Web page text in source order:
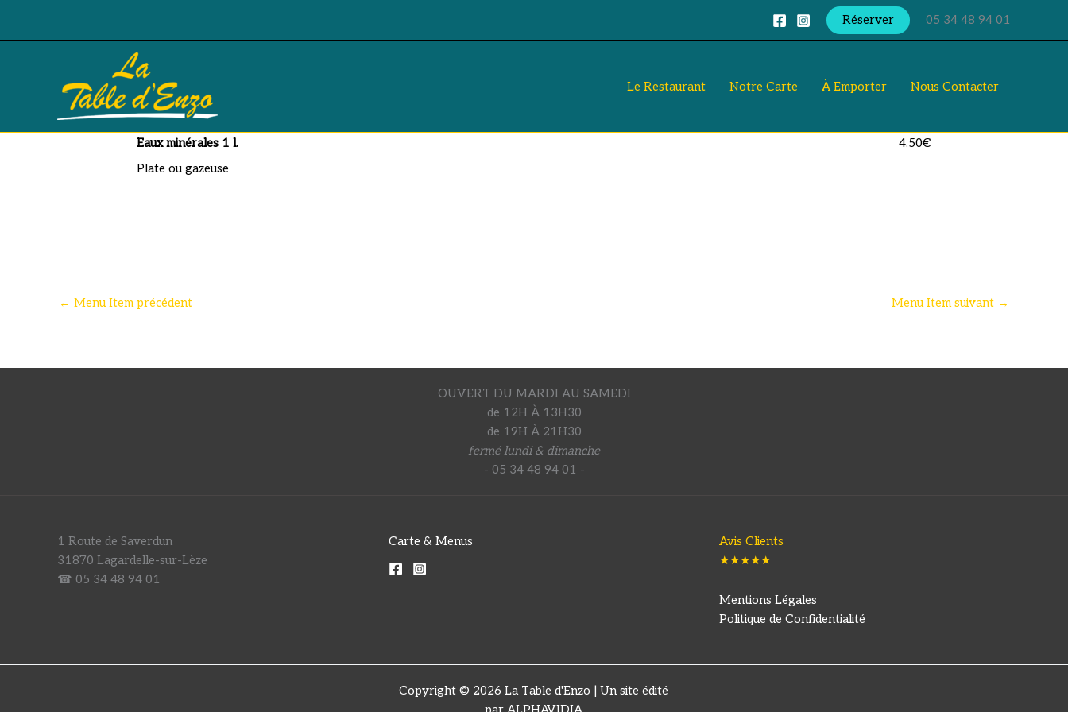
Réserver 05 34 48 94 01
Le Restaurant Notre Carte À Emporter Nous Contacter
Eaux minérales 1 l.
Eaux minérales 1 l.
4.50€
Plate ou gazeuse
← Menu Item précédent Menu Item suivant →
OUVERT DU MARDI AU SAMEDI
de 12H À 13H30
de 19H À 21H30
fermé lundi & dimanche
- 05 34 48 94 01 -
1 Route de Saverdun
31870 Lagardelle-sur-Lèze
☎ 05 34 48 94 01
Carte & Menus
Avis Clients
★★★★★
Mentions Légales
Politique de Confidentialité
Copyright © 2026 La Table d'Enzo | Un site édité